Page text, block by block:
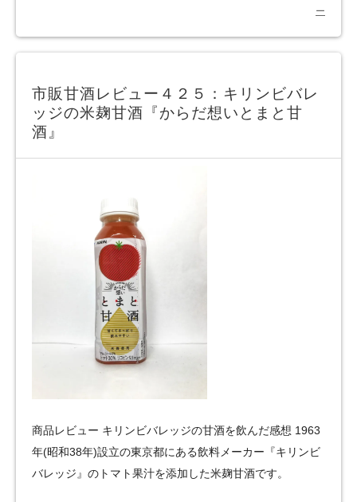
ー
市販甘酒レビュー４２５：キリンビバレ
ッジの米麹甘酒『からだ想いとまと甘
酒』
商品レビュー キリンビバレッジの甘酒を飲んだ感想 1963
年(昭和38年)設立の東京都にある飲料メーカー『キリンビ
バレッジ』のトマト果汁を添加した米麹甘酒です。